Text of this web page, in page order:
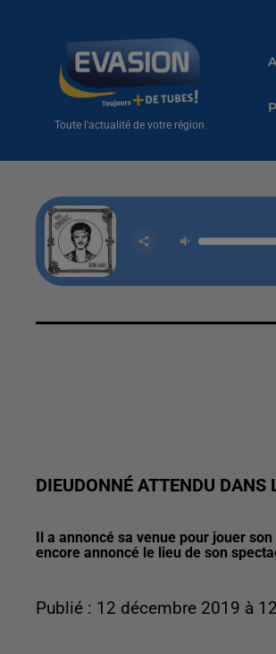
Toute l'actualité de votre région
DIEUDONNÉ ATTENDU
Il a annoncé sa venue pour jouer
encore annoncé le lieu de son
Publié : 12 décembre 2019 à